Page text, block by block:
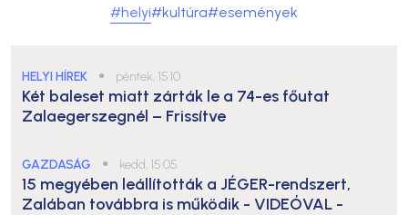
#helyi#kultúra#események
HELYI HÍREK ● péntek, 15:10
Két baleset miatt zárták le a 74-es főutat
Zalaegerszegnél – Frissítve
GAZDASÁG ● kedd, 15:05
15 megyében leállították a JÉGER-rendszert,
Zalában továbbra is működik - VIDEÓVAL -